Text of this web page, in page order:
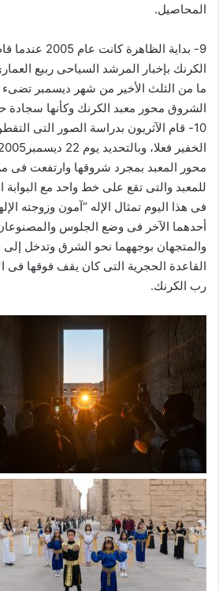
المحاصيل.
9- بداية الظاهرة
الكرنك بإخبار المرشد السياحى ربيع
ما من الثلث الأخير من شهر ديسمبر
الشروق محور معبد الكرنك وكأنها سجادة
10- قام الآثريون بدراسة الصور التى
محور المعبد بمجرد شروقها وارتفعت فى
للمعبد والتى تقع على خط واحد مع
فى هذا اليوم تمثال الإله “آمون وزوجته
أحدهما الآخر فى وضع الجلوس
والمتجهان بوجههما نحو الشرق وتدخل
القاعدة الحجرية التى كان يقف فوقها فى
رب الكرنك.